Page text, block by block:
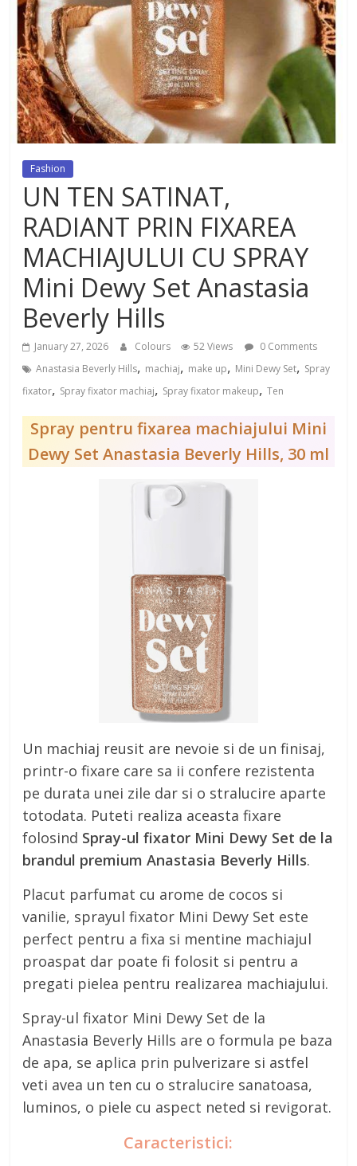
dispozitiv pentru tonifiere muschi
Fashion
UN TEN SATINAT,
RADIANT PRIN FIXAREA
MACHIAJULUI CU SPRAY
Mini Dewy Set Anastasia
Beverly Hills
January 27, 2026 Colours 52 Views
0 Comments
Anastasia Beverly Hills, machiaj, make up, Mini Dewy Set, Spray
fixator, Spray fixator machiaj, Spray fixator makeup,Ten
Spray pentru fixarea machiajului Mini
Dewy Set Anastasia Beverly Hills, 30 ml
Un machiaj reusit are nevoie si de un finisaj,
printr-o fixare care sa ii confere rezistenta
pe durata unei zile dar si o stralucire aparte
totodata. Puteti realiza aceasta fixare
folosind Spray-ul fixator Mini Dewy Set de la
brandul premium Anastasia Beverly Hills.
Placut parfumat cu arome de cocos si
vanilie, sprayul fixator Mini Dewy Set este
perfect pentru a fixa si mentine machiajul
proaspat dar poate fi folosit si pentru a
pregati pielea pentru realizarea machiajului.
Spray-ul fixator Mini Dewy Set de la
Anastasia Beverly Hills are o formula pe baza
de apa, se aplica prin pulverizare si astfel
veti avea un ten cu o stralucire sanatoasa,
luminos, o piele cu aspect neted si revigorat.
Caracteristici: